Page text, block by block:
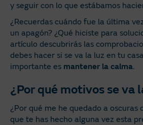
y seguir con lo que estábamos
¿Recuerdas cuándo fue la última
un apagón? ¿Qué hiciste para
artículo descubrirás las
debes hacer si se va la luz en tu
importante es mantener la calma.
¿Por qué motivos se va
¿Por qué me he quedado a oscuras
que te has hecho alguna vez esta